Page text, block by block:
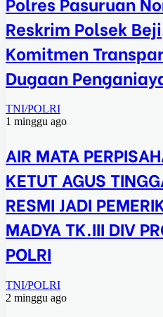
Reskrim Polsek
Komitmen
Dugaan
TNI/POLRI
1 minggu ago
AIR MATA
KETUT AGUS
RESMI JADI
MADYA TK.III DIV
POLRI
TNI/POLRI
2 minggu ago